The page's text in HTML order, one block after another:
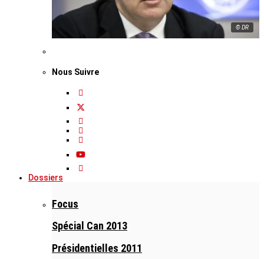
© DR
Nous Suivre
Dossiers
Focus
Spécial Can 2013
Présidentielles 2011